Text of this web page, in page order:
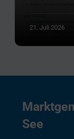
21. Juli 2026
See